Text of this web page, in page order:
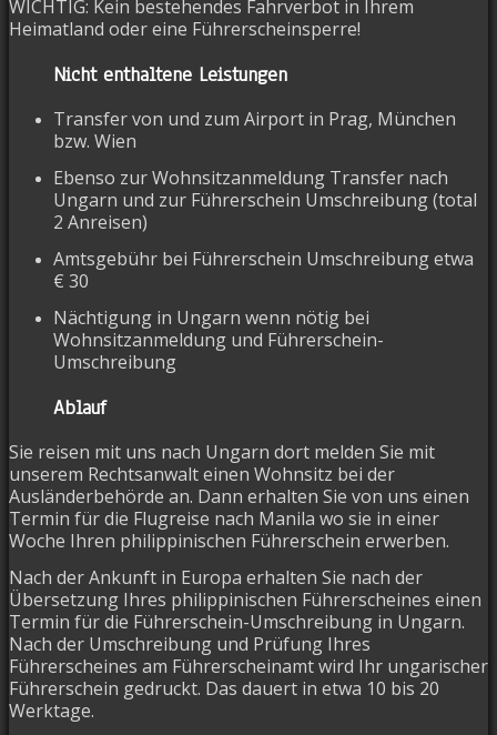
WICHTIG: Kein bestehendes Fahrverbot in Ihrem
Heimatland oder eine Führerscheinsperre!
Nicht enthaltene Leistungen
Transfer von und zum Airport in Prag, München
bzw. Wien
Ebenso zur Wohnsitzanmeldung Transfer nach
Ungarn und zur Führerschein Umschreibung (total
2 Anreisen)
Amtsgebühr bei Führerschein Umschreibung etwa
€ 30
Nächtigung in Ungarn wenn nötig bei
Wohnsitzanmeldung und Führerschein-
Umschreibung
Ablauf
Sie reisen mit uns nach Ungarn dort melden Sie mit
unserem Rechtsanwalt einen Wohnsitz bei der
Ausländerbehörde an. Dann erhalten Sie von uns einen
Termin für die Flugreise nach Manila wo sie in einer
Woche Ihren philippinischen Führerschein erwerben.
Nach der Ankunft in Europa erhalten Sie nach der
Übersetzung Ihres philippinischen Führerscheines einen
Termin für die Führerschein-Umschreibung in Ungarn.
Nach der Umschreibung und Prüfung Ihres
Führerscheines am Führerscheinamt wird Ihr ungarischer
Führerschein gedruckt. Das dauert in etwa 10 bis 20
Werktage.